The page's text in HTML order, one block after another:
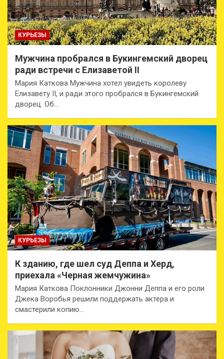
КУРЬЕЗЫ
Мужчина пробрался в Букингемский дворец
ради встречи с Елизаветой II
Мария Каткова Мужчина хотел увидеть королеву
Елизавету II, и ради этого пробрался в Букингемский
дворец. Об…
КУРЬЕЗЫ
К зданию, где шел суд Деппа и Херд,
приехала «Черная жемчужина»
Мария Каткова Поклонники Джонни Деппа и его роли
Джека Воробья решили поддержать актера и
смастерили копию…